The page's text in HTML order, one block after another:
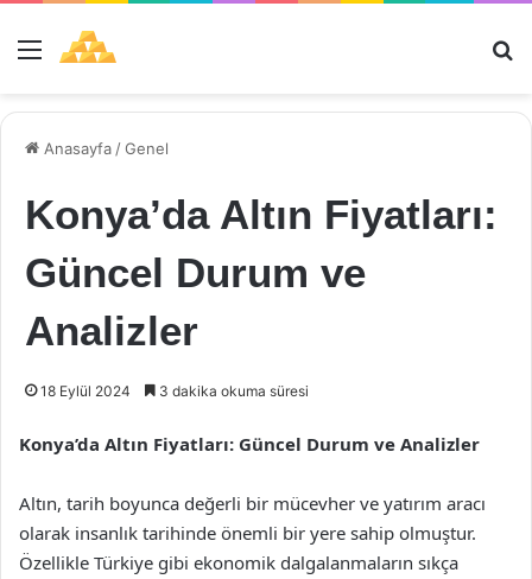
Menü
Anasayfa /Genel
Konya’da Altın Fiyatları:
Güncel Durum ve
Analizler
18 Eylül 2024 3 dakika okuma süresi
Konya’da Altın Fiyatları: Güncel Durum ve Analizler
Altın, tarih boyunca değerli bir mücevher ve yatırım aracı
olarak insanlık tarihinde önemli bir yere sahip olmuştur.
Özellikle Türkiye gibi ekonomik dalgalanmaların sıkça